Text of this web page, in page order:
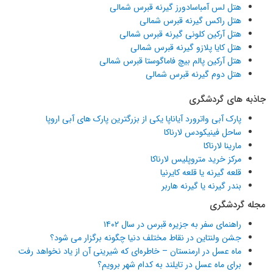
هتل لس آمباسادورز گیرنه قبرس شمالی
هتل راکس گیرنه قبرس شمالی
هتل آرکین کلونی گیرنه قبرس شمالی
هتل کایا پلازو گیرنه قبرس شمالی
هتل آرکین پالم بیچ فاماگوستا قبرس شمالی
هتل دوم گیرنه قبرس شمالی
جاذبه های گردشگری
پارک آبی واترورد آیاناپا یکی از بزرگترین پارک های آبی اروپا
ساحل فینیکودس لارناکا
مارینا لارناکا
مرکز خرید متروپلیس لارناکا
قلعه گیرنه یا قلعه کایرنیا
بندر گیرنه یا گیرنه هاربر
مجله گردشگری
راهنمای سفر به جزیره قبرس در سال ۱۴۰۲
جشن ولنتاین در نقاط مختلف دنیا چگونه برگزار می شود؟
ماه عسل در ارمنستان – خاطره‌ای که شیرینی آن از یاد نخواهد رفت
برای ماه عسل در تایلند به کدام شهر برویم؟